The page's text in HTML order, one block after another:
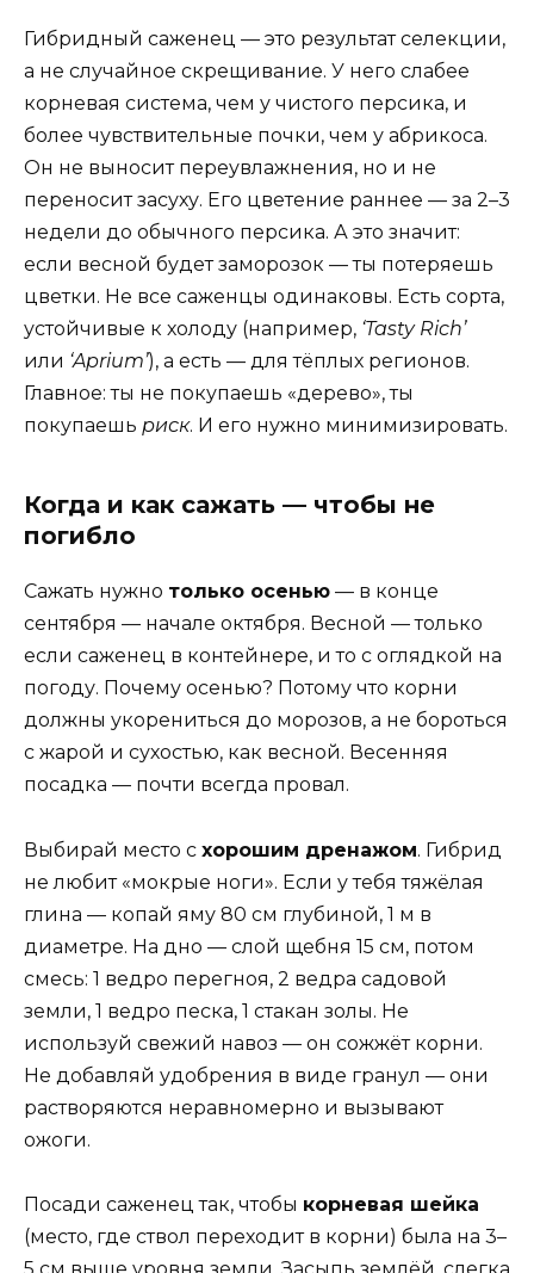
Гибридный саженец — это результат селекции,
а не случайное скрещивание. У него слабее
корневая система, чем у чистого персика, и
более чувствительные почки, чем у абрикоса.
Он не выносит переувлажнения, но и не
переносит засуху. Его цветение раннее — за 2–3
недели до обычного персика. А это значит:
если весной будет заморозок — ты потеряешь
цветки. Не все саженцы одинаковы. Есть сорта,
устойчивые к холоду (например, ‘Tasty Rich’
или ‘Aprium’), а есть — для тёплых регионов.
Главное: ты не покупаешь «дерево», ты
покупаешь риск. И его нужно минимизировать.
Когда и как сажать — чтобы не
погибло
Сажать нужно только осенью — в конце
сентября — начале октября. Весной — только
если саженец в контейнере, и то с оглядкой на
погоду. Почему осенью? Потому что корни
должны укорениться до морозов, а не бороться
с жарой и сухостью, как весной. Весенняя
посадка — почти всегда провал.
Выбирай место с хорошим дренажом. Гибрид
не любит «мокрые ноги». Если у тебя тяжёлая
глина — копай яму 80 см глубиной, 1 м в
диаметре. На дно — слой щебня 15 см, потом
смесь: 1 ведро перегноя, 2 ведра садовой
земли, 1 ведро песка, 1 стакан золы. Не
используй свежий навоз — он сожжёт корни.
Не добавляй удобрения в виде гранул — они
растворяются неравномерно и вызывают
ожоги.
Посади саженец так, чтобы корневая шейка
(место, где ствол переходит в корни) была на 3–